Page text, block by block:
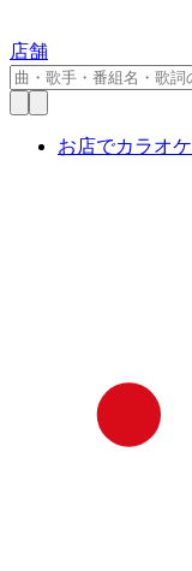
店舗
お店でカラオケ